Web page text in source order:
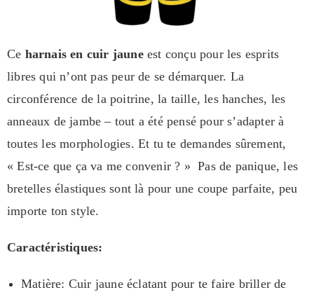
Ce harnais en cuir jauneest conçu pour les esprits
libres qui n’ont pas peur de se démarquer. La
circonférence de la poitrine, la taille, les hanches, les
anneaux de jambe – tout a été pensé pour s’adapter à
toutes les morphologies. Et tu te demandes sûrement,
« Est-ce que ça va me convenir ? » Pas de panique, les
bretelles élastiques sont là pour une coupe parfaite, peu
importe ton style.
Caractéristiques:
Matière: Cuir jaune éclatant pour te faire briller de